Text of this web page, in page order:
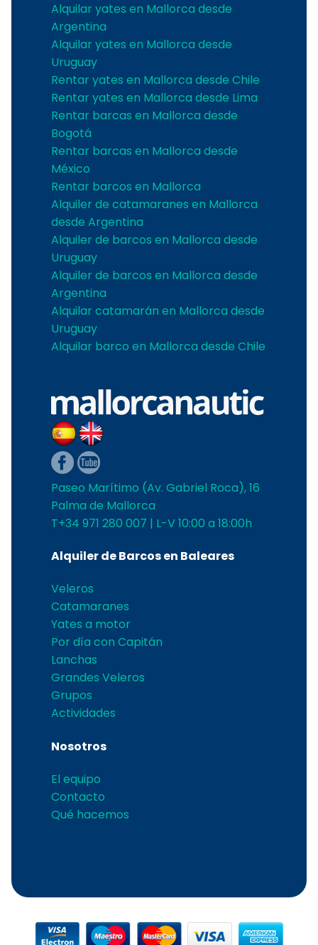
Alquilar yates en Mallorca desde
Argentina
Alquilar yates en Mallorca desde
Uruguay
Rentar yates en Mallorca desde Chile
Rentar yates en Mallorca desde Lima
Rentar barcas en Mallorca desde
Bogotá
Rentar barcas en Mallorca desde
México
Rentar barcos en Mallorca
Alquiler de catamaranes en Mallorca
desde Argentina
Alquiler de barcos en Mallorca desde
Uruguay
Alquiler de barcos en Mallorca desde
Argentina
Alquilar catamarán en Mallorca desde
Uruguay
Alquilar barco en Mallorca desde Chile
Paseo Marítimo (Av. Gabriel Roca), 16
Palma de Mallorca
T+34 971 280 007 | L-V 10:00 a 18:00h
Alquiler de Barcos en Baleares
Veleros
Catamaranes
Yates a motor
Por día con Capitán
Lanchas
Grandes Veleros
Grupos
Actividades
Nosotros
El equipo
Contacto
Qué hacemos